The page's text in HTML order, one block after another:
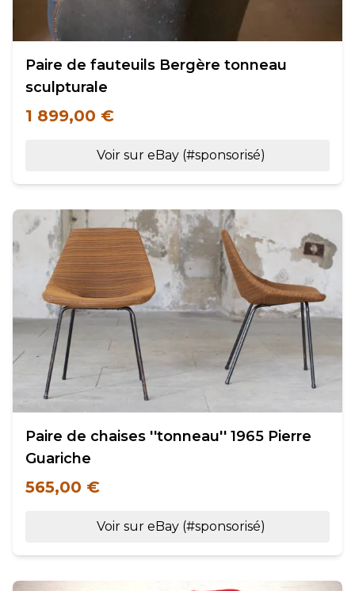
Paire de fauteuils Bergère tonneau
sculpturale
1 899,00 €
Voir sur eBay (#sponsorisé)
Paire de chaises ''tonneau'' 1965 Pierre
Guariche
565,00 €
Voir sur eBay (#sponsorisé)